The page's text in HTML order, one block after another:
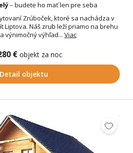
– budete ho mať len pre seba
Zrúboček, ktoré sa nachádza v
Liptova. Náš zrub leží priamo na brehu
výnimočný výhľad... Viac
€ objekt za noc
Detail objektu